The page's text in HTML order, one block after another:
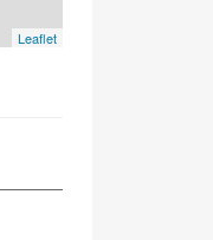
Leaflet